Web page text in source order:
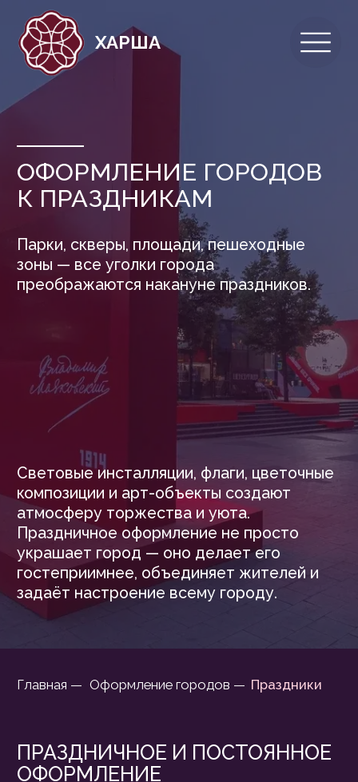
ХАРША
Световые инсталляции, флаги, цветочные
композиции и арт-объекты создают
атмосферу торжества и уюта.
Праздничное оформление не просто
украшает город — оно делает его
гостеприимнее, объединяет жителей и
задаёт настроение всему городу.
Парки, скверы, площади, пешеходные
зоны — все уголки города
преображаются накануне праздников.
К ПРАЗДНИКАМ
Праздники
Оформление городов —
Главная —
ГОРОДСКИХ УЛИЦ
И ПРОСТРАНСТВ
ПРАЗДНИЧНОЕ И ПОСТОЯННОЕ
ОФОРМЛЕНИЕ